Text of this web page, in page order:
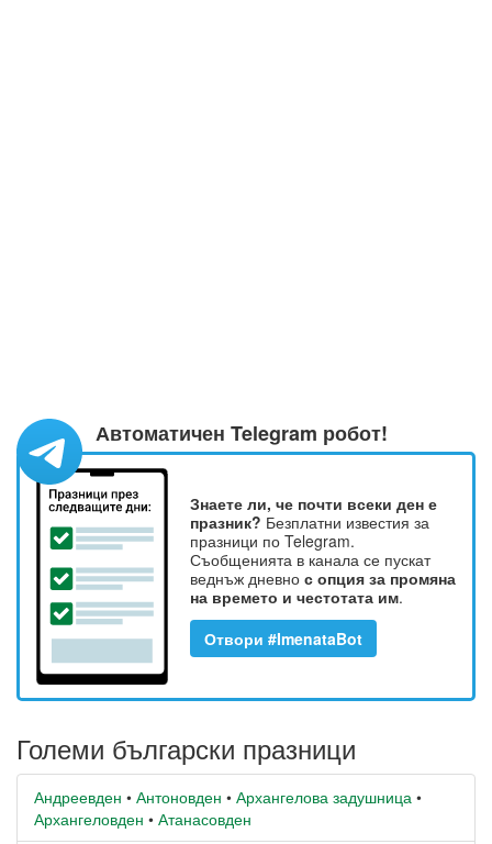
Автоматичен Telegram робот!
Знаете ли, че почти всеки ден е
празник? Безплатни известия за
празници по Telegram.
Съобщенията в канала се пускат
веднъж дневно с опция за промяна
на времето и честотата им.
Отвори #ImenataBot
Големи български празници
Андреевден • Антоновден • Архангелова задушница •
Архангеловден • Атанасовден